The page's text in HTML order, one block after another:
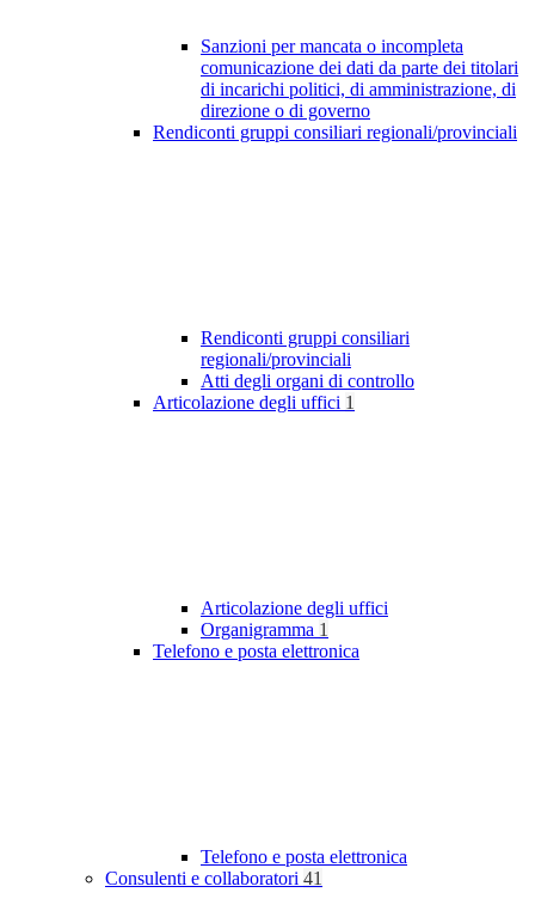
Sanzioni per mancata o incompleta
comunicazione dei dati da parte dei titolari
di incarichi politici, di amministrazione, di
direzione o di governo
Rendiconti gruppi consiliari regionali/provinciali
Rendiconti gruppi consiliari
regionali/provinciali
Atti degli organi di controllo
Articolazione degli uffici 1
Articolazione degli uffici
Organigramma 1
Telefono e posta elettronica
Telefono e posta elettronica
Consulenti e collaboratori 41